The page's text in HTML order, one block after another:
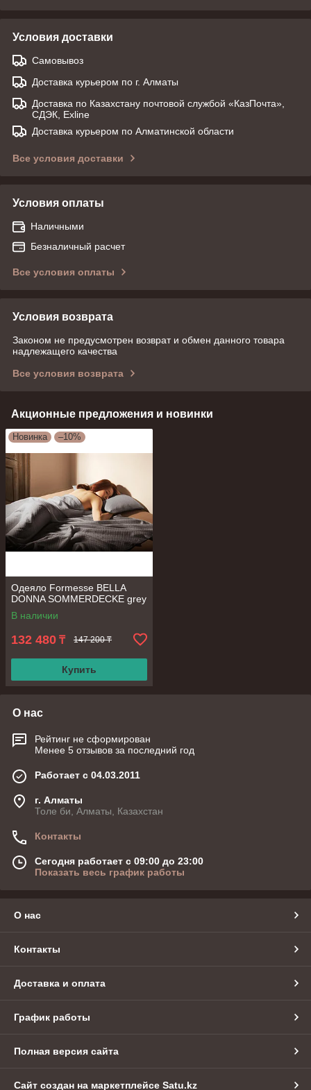
Условия доставки
Самовывоз
Доставка курьером по г. Алматы
Доставка по Казахстану почтовой службой «КазПочта»,
СДЭК, Exline
Доставка курьером по Алматинской области
Все условия доставки
Условия оплаты
Наличными
Безналичный расчет
Все условия оплаты
Условия возврата
Законом не предусмотрен возврат и обмен данного товара
надлежащего качества
Все условия возврата
Акционные предложения и новинки
Новинка –10%
Одеяло Formesse BELLA
DONNA SOMMERDECKE grey
В наличии
132 480 ₸ 147 200 ₸
Купить
О нас
Рейтинг не сформирован
Менее 5 отзывов за последний год
Работает с 04.03.2011
г. Алматы
Толе би, Алматы, Казахстан
Контакты
Сегодня работает с 09:00 до 23:00
Показать весь график работы
О нас
Контакты
Доставка и оплата
График работы
Полная версия сайта
Сайт создан на маркетплейсе Satu.kz